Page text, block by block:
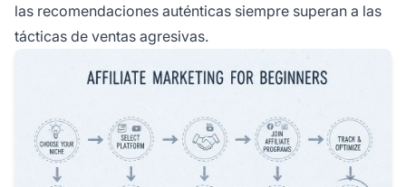
las recomendaciones auténticas siempre superan a las
tácticas de ventas agresivas.